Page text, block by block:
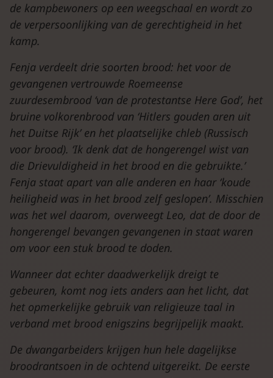
de kampbewoners op een weegschaal en wordt zo
de verpersoonlijking van de gerechtigheid in het
kamp.
Fenja verdeelt drie soorten brood: het voor de
gevangenen vertrouwde Roemeense
zuurdesembrood ‘van de protestantse Here God’, het
bruine volkorenbrood van ‘Hitlers gouden aren uit
het Duitse Rijk’ en het plaatselijke chleb (Russisch
voor brood). ‘Ik denk dat de hongerengel wist van
die Drievuldigheid in het brood en die gebruikte.’
Fenja staat apart van alle anderen en haar ‘koude
heiligheid was in het brood zelf geslopen’. Misschien
was het wel daarom, overweegt Leo, dat de door de
hongerengel bevangen gevangenen in staat waren
om voor een stuk brood te doden.
Wanneer dat echter daadwerkelijk dreigt te
gebeuren, komt nog iets anders aan het licht, dat
het opmerkelijke gebruik van religieuze taal in
verband met brood enigszins begrijpelijk maakt.
De dwangarbeiders krijgen hun hele dagelijkse
broodrantsoen in de ochtend uitgereikt. De eerste